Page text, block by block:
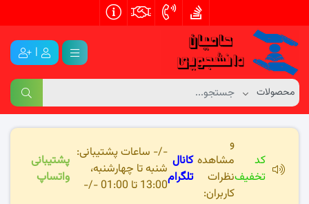
|
کد
تخفیف
و
مشاهده
نظرات
کاربران:
کانال
تلگرام
-/- ساعات پشتیبانی:
شنبه تا چهارشنبه،
13:00 تا 01:00 -/-
پشتیبانی
واتساپ